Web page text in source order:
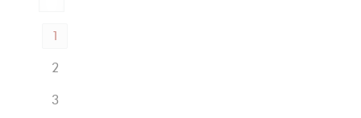
1
2
3